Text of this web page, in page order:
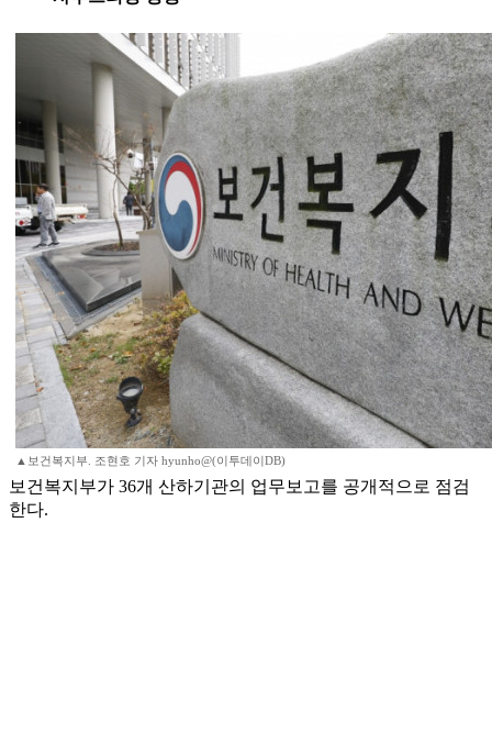
▲보건복지부. 조현호 기자 hyunho@(이투데이DB)
보건복지부가 36개 산하기관의 업무보고를 공개적으로 점검
한다.